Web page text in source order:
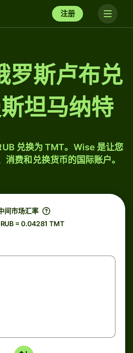
注册
罗斯卢布兑
坦马纳特
兑换为 TMT。Wise 是让您
消费和兑换货币的国际账户。
间市场汇率
= 0.04281 TMT